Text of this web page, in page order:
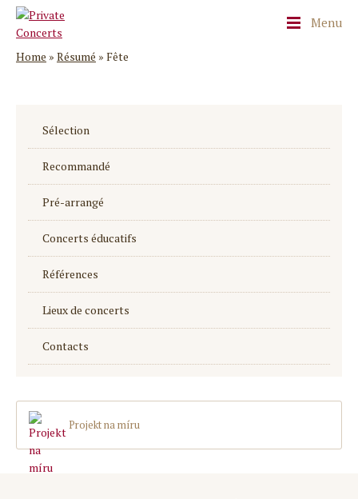
Menu
Home » Résumé » Fête
Sélection
Recommandé
Pré-arrangé
Concerts éducatifs
Références
Lieux de concerts
Contacts
Projekt na míru